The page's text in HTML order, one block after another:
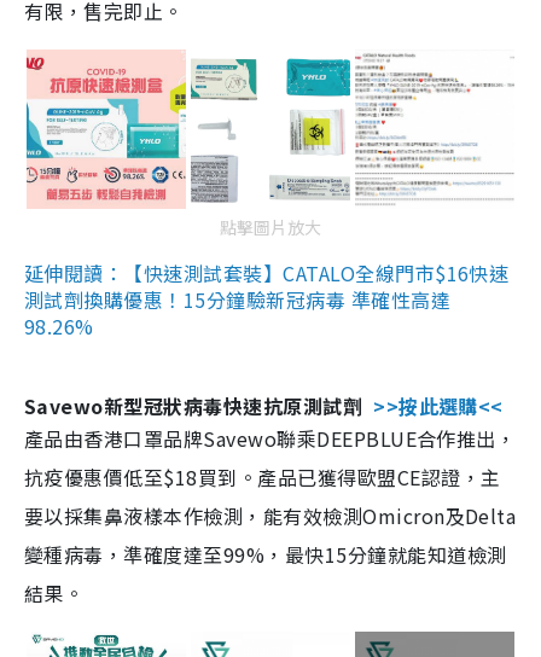
有限，售完即止。
點擊圖片放大
延伸閱讀：【快速測試套裝】CATALO全線門市$16快速
測試劑換購優惠！15分鐘驗新冠病毒 準確性高達
98.26%
Savewo新型冠狀病毒快速抗原測試劑 >>按此選購<<
產品由香港口罩品牌Savewo聯乘DEEPBLUE合作推出，
抗疫優惠價低至$18買到。產品已獲得歐盟CE認證，主
要以採集鼻液樣本作檢測，能有效檢測Omicron及Delta
變種病毒，準確度達至99%，最快15分鐘就能知道檢測
結果。